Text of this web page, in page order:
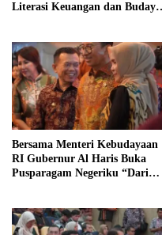
Literasi Keuangan dan Budaya
Bersama Menteri Kebudayaan
RI Gubernur Al Haris Buka
Pusparagam Negeriku “Dari